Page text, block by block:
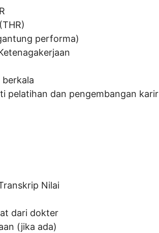
performa)
berkala
pelatihan dan pengembangan karir
Nilai
dari dokter
(jika ada)